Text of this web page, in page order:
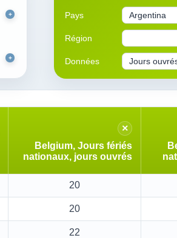
Pays
Région
Données
+
+
×
Belgium, Jours fériés
nationaux, jours ouvrés
20
20
22